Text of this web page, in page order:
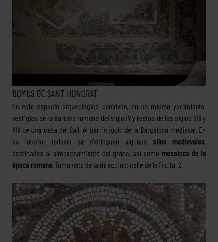
DOMUS DE SANT HONORAT
En este espacio arqueológico conviven, en un mismo yacimiento,
vestigios de la Barcino romana del siglo IV y restos de los siglos XIII y
XIV de una casa del Call, el barrio judío de la Barcelona medieval. En
su interior todavía se distinguen algunos silos medievales,
destinados al almacenamiento del grano, así como mosaicos de la
época romana. Toma nota de la dirección: calle de la Fruita, 2.